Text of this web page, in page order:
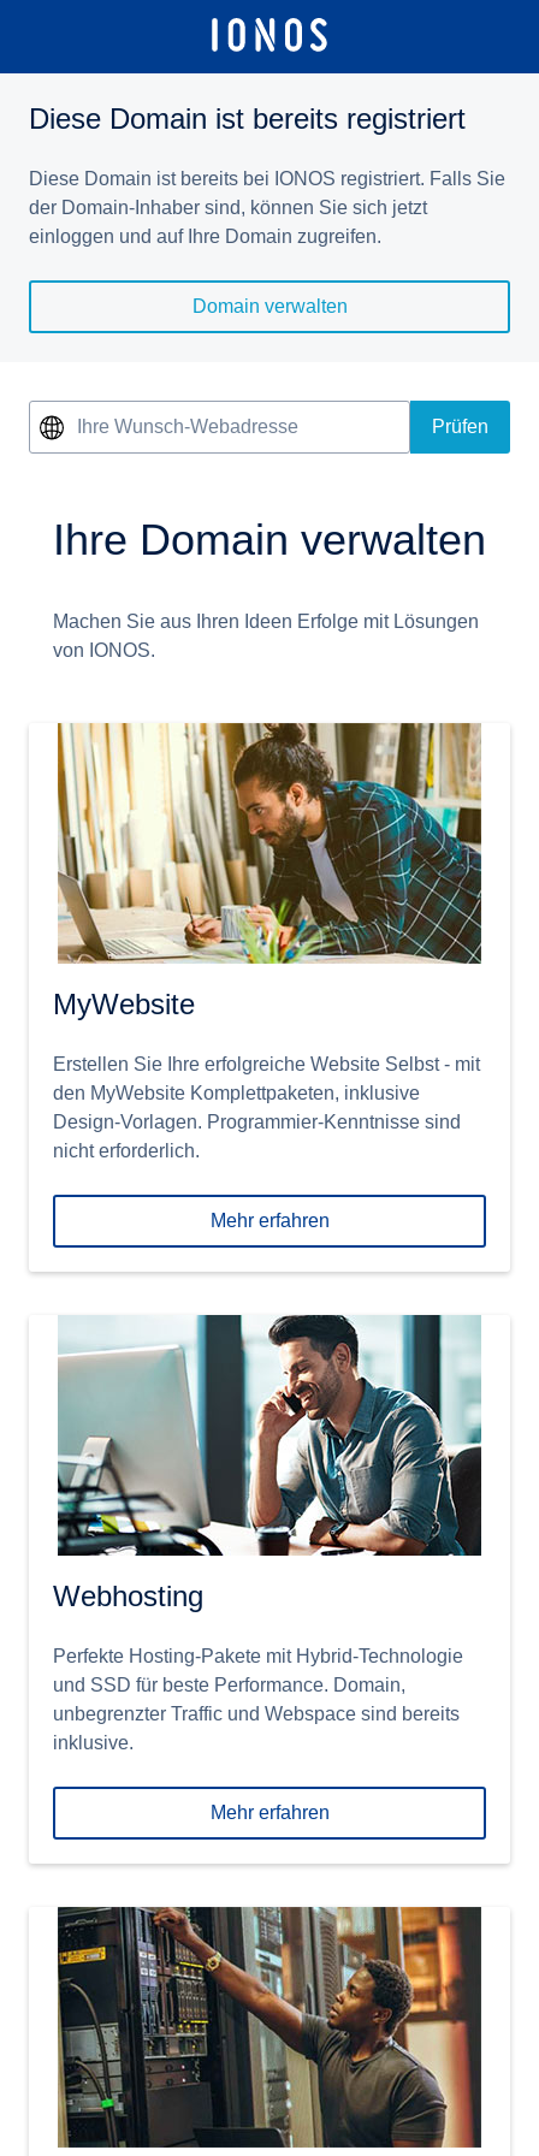
Diese Domain ist bereits registriert
Diese Domain ist bereits bei IONOS registriert. Falls Sie
der Domain-Inhaber sind, können Sie sich jetzt
einloggen und auf Ihre Domain zugreifen.
Domain verwalten
Ihre Wunsch-Webadresse Prüfen
Ihre Domain verwalten
Machen Sie aus Ihren Ideen Erfolge mit Lösungen
von IONOS.
MyWebsite
Erstellen Sie Ihre erfolgreiche Website Selbst - mit
den MyWebsite Komplettpaketen, inklusive
Design-Vorlagen. Programmier-Kenntnisse sind
nicht erforderlich.
Mehr erfahren
Webhosting
Perfekte Hosting-Pakete mit Hybrid-Technologie
und SSD für beste Performance. Domain,
unbegrenzter Traffic und Webspace sind bereits
inklusive.
Mehr erfahren